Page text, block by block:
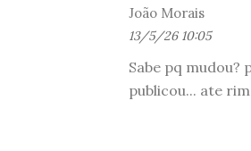
João Morais
13/5/26 10:05
Sabe pq mudou?
publicou... ate